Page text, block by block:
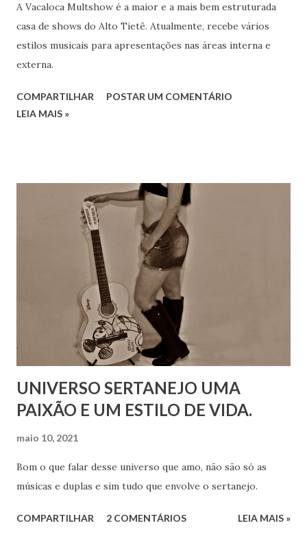
A Vacaloca Multshow é a maior e a mais bem estruturada
casa de shows do Alto Tietê. Atualmente, recebe vários
estilos musicais para apresentações nas áreas interna e
externa.
COMPARTILHAR
POSTAR UM COMENTÁRIO
LEIA MAIS »
UNIVERSO SERTANEJO UMA
PAIXÃO E UM ESTILO DE VIDA.
maio 10, 2021
Bom o que falar desse universo que amo, não são só as
músicas e duplas e sim tudo que envolve o sertanejo.
COMPARTILHAR 2 COMENTÁRIOS LEIA MAIS »